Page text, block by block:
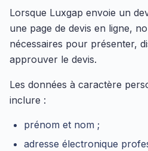
Lorsque Luxgap envoie un
une page de devis en ligne,
nécessaires pour présenter,
approuver le devis.
Les données à caractère
inclure :
prénom et nom ;
adresse électronique